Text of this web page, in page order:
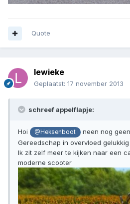
Quote
lewieke
Geplaatst: 17 november 2013
schreef appelflapje:
Hoi @Heksenboot
neen nog
Gereedschap in overvloed gelukkig
Ik zit zelf meer te kijken naar een
moderne scooter